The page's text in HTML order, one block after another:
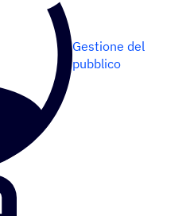
Gestione del
pubblico